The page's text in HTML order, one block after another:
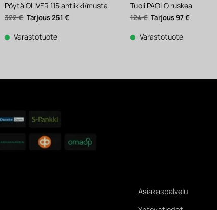
Pöytä OLIVER 115 antiikki/musta
322€ Alkuperäinen
hinta
322 €.
251€
Varastotuote
Tuoli PAOLO ruskea
124€ Alkuperäinen
hinta
124 €.
97€
Varastotuote
Asiakaspalvelu